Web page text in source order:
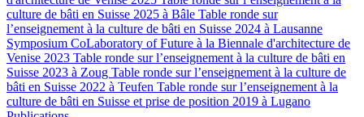
culture de bâti en Suisse 2025 à Bâle Table ronde sur
l’enseignement à la culture de bâti en Suisse 2024 à Lausanne
Symposium CoLaboratory of Future à la Biennale d'architecture de
Venise 2023 Table ronde sur l’enseignement à la culture de bâti en
Suisse 2023 à Zoug Table ronde sur l’enseignement à la culture de
bâti en Suisse 2022 à Teufen Table ronde sur l’enseignement à la
culture de bâti en Suisse et prise de position 2019 à Lugano